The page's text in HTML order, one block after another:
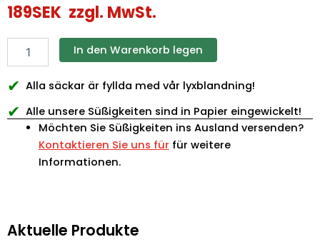
189SEK zzgl. MwSt.
In den Warenkorb legen
✔ Alla säckar är fyllda med vår lyxblandning!
✔ Alle unsere Süßigkeiten sind in Papier eingewickelt!
Möchten Sie Süßigkeiten ins Ausland versenden?
Kontaktieren Sie uns für für weitere
Informationen.
Aktuelle Produkte